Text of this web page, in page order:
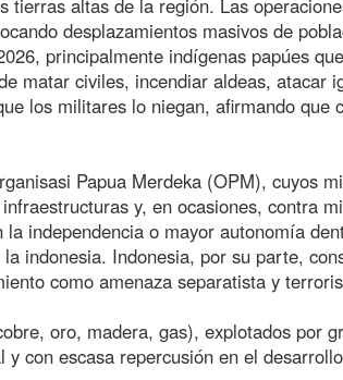
tierras altas de la región. Las
desplazamientos masivos de
principalmente indígenas papúes
matar civiles, incendiar aldeas, atacar
los militares lo niegan, afirmando que
Papua Merdeka (OPM), cuyos
y, en ocasiones, contra
independencia o mayor autonomía
indonesia. Indonesia, por su parte,
como amenaza separatista y
oro, madera, gas), explotados por
con escasa repercusión en el